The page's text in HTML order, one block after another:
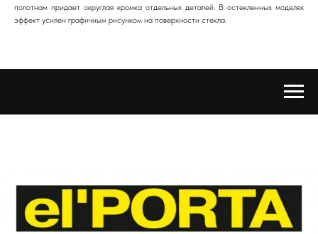
полотнам придает округлая кромка отдельных деталей. В остекленных моделях
эффект усилен графичным рисунком на поверхности стекла.